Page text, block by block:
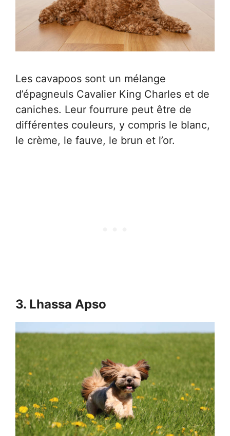
Les cavapoos sont un mélange
d’épagneuls Cavalier King Charles et de
caniches. Leur fourrure peut être de
différentes couleurs, y compris le blanc,
le crème, le fauve, le brun et l’or.
3. Lhassa Apso